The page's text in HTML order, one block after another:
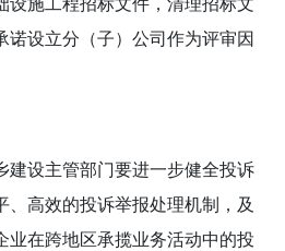
诺设立分（子）公司作为评审因
建设主管部门要进一步健全投诉
、高效的投诉举报处理机制，及
业在跨地区承揽业务活动中的投